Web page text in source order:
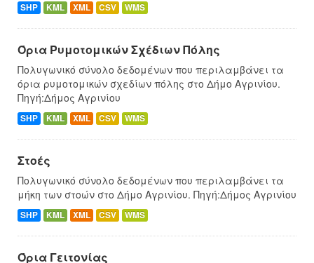
SHP KML XML CSV WMS
Όρια Ρυμοτομικών Σχέδιων Πόλης
Πολυγωνικό σύνολο δεδομένων που περιλαμβάνει τα
όρια ρυμοτομικών σχεδίων πόλης στο Δήμο Αγρινίου.
Πηγή:Δήμος Αγρινίου
SHP KML XML CSV WMS
Στοές
Πολυγωνικό σύνολο δεδομένων που περιλαμβάνει τα
μήκη των στοών στο Δήμο Αγρινίου. Πηγή:Δήμος Αγρινίου
SHP KML XML CSV WMS
Όρια Γειτονίας